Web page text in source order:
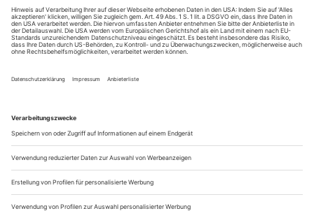
Simon Mayer
Ein Rebell aus Österreich, ein Mann mit vielen Talenten. Was er
daraus macht, hat oft mit Heimat zu tun und mit zwiespältigen
aus dem er auszog, um die Welt des zeitgenössischen Tanzes
zu erobern: als Tänzer, Choreograf, Performer, Schauspieler,
Musiker und Bühnenbildner. Zurückgekehrt ist er, um sich
mit Fragen zu beschäftigen, die durchaus aktuell sind und auf
verschiedensten Wahlplakaten stehen könnten: «Was ist
Heimat? Wem gehört...